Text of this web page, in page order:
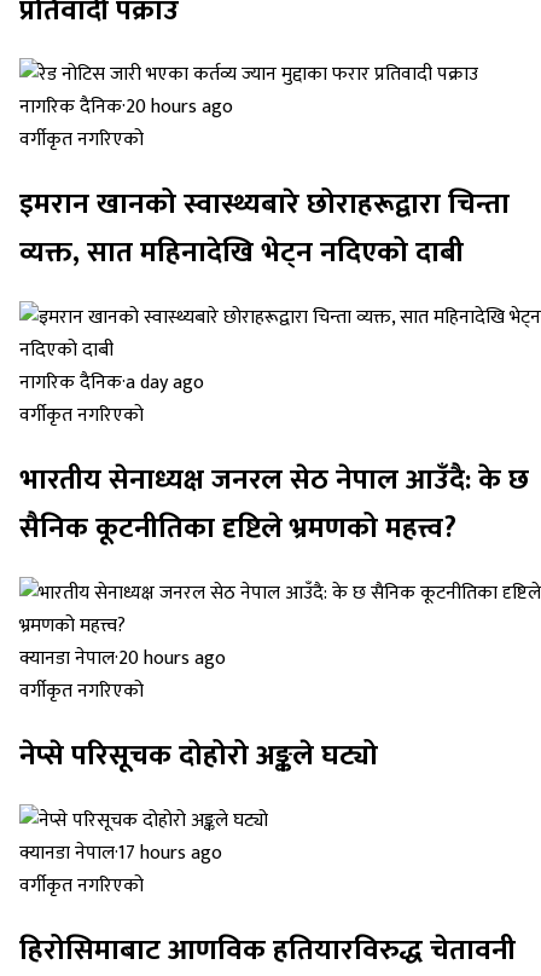
प्रतिवादी पक्राउ
नागरिक दैनिक·20 hours ago
वर्गीकृत नगरिएको
इमरान खानको स्वास्थ्यबारे छोराहरूद्वारा चिन्ता
व्यक्त, सात महिनादेखि भेट्न नदिएको दाबी
नागरिक दैनिक·a day ago
वर्गीकृत नगरिएको
भारतीय सेनाध्यक्ष जनरल सेठ नेपाल आउँदै: के छ
सैनिक कूटनीतिका दृष्टिले भ्रमणको महत्त्व?
क्यानडा नेपाल·20 hours ago
वर्गीकृत नगरिएको
नेप्से परिसूचक दोहोरो अङ्कले घट्यो
क्यानडा नेपाल·17 hours ago
वर्गीकृत नगरिएको
हिरोसिमाबाट आणविक हतियारविरुद्ध चेतावनी